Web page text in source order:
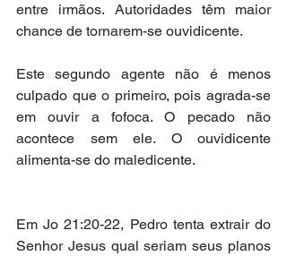
entre irmãos. Autoridades têm maior
chance de tornarem-se ouvidicente.
Este segundo agente não é menos
culpado que o primeiro, pois agrada-se
em ouvir a fofoca. O pecado não
acontece sem ele. O ouvidicente
alimenta-se do maledicente.
Em Jo 21:20-22, Pedro tenta extrair do
Senhor Jesus qual seriam seus planos